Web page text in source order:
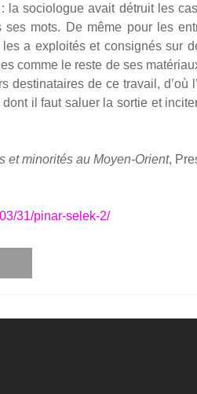
socio­logue avait détruit les
mots. De même pour les
les a exploi­tés et consi­gnés sur
comme le reste de ses
des­ti­na­taires de ce tra­vail, d’où
il faut saluer la sor­tie et
et mino­ri­tés au Moyen-Orient,
31/pinar-selek‑2/